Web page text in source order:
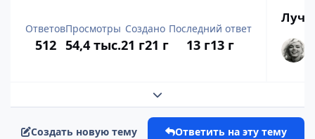
Ответов
512
Просмотры
54,4 тыс.
Создано
21 г21 г
Последний ответ
13 г13 г
Развернуть обзор темы
Создать новую тему Ответить на эту тему